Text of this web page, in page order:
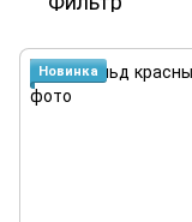
Новинка